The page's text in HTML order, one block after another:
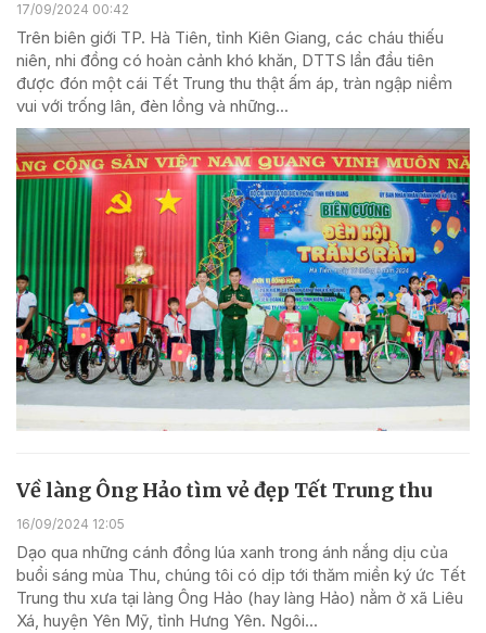
17/09/2024 00:42
Trên biên giới TP. Hà Tiên, tỉnh Kiên Giang, các cháu thiếu
niên, nhi đồng có hoàn cảnh khó khăn, DTTS lần đầu tiên
được đón một cái Tết Trung thu thật ấm áp, tràn ngập niềm
vui với trống lân, đèn lồng và những...
Về làng Ông Hảo tìm vẻ đẹp Tết Trung thu
16/09/2024 12:05
Dạo qua những cánh đồng lúa xanh trong ánh nắng dịu của
buổi sáng mùa Thu, chúng tôi có dịp tới thăm miền ký ức Tết
Trung thu xưa tại làng Ông Hảo (hay làng Hảo) nằm ở xã Liêu
Xá, huyện Yên Mỹ, tỉnh Hưng Yên. Ngôi...